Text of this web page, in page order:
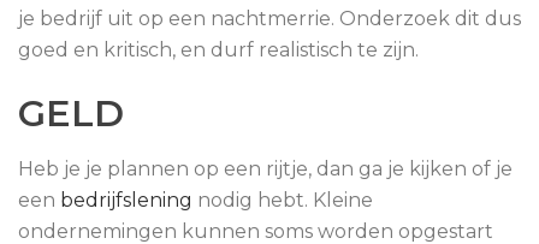
je bedrijf uit op een nachtmerrie. Onderzoek dit dus
goed en kritisch, en durf realistisch te zijn.
GELD
Heb je je plannen op een rijtje, dan ga je kijken of je
een bedrijfslening nodig hebt. Kleine
ondernemingen kunnen soms worden opgestart